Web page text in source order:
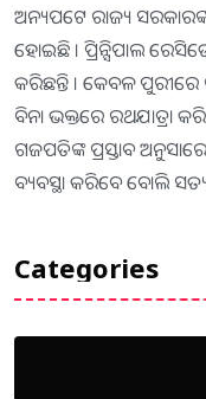
ଅନ୍ୟପଟେ ରାଜ୍ୟ
ହୋଇଛି । ପ୍ରିନ୍ସିପାଲ
କରିଛନ୍ତି । କେବଳ ପୁରୀରେ
ବିନା ଭକ୍ତରେ ରଥଯାତ୍ରା
ଗଜପତିଙ୍କ ପ୍ରସ୍ତାବ
ବ୍ୟବସ୍ଥା କରିବେ ବୋଲି
Categories